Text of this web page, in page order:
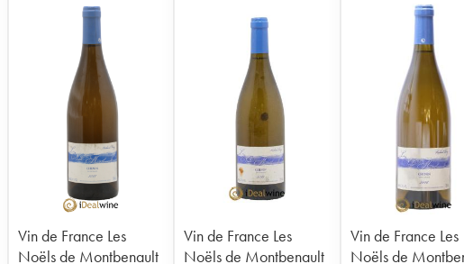
Vin de France Les
Noëls de Montbenault
Vin de France Les
Noëls de Montbenault
Vin de France Les
Noëls de